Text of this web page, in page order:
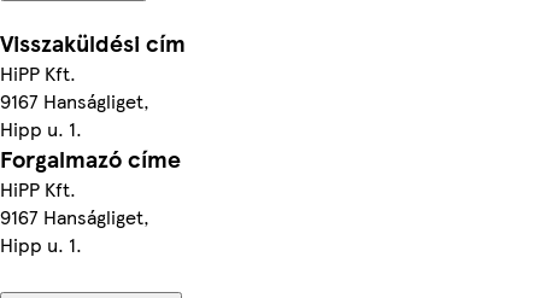
Visszaküldési cím
HiPP Kft.
9167 Hanságliget,
Hipp u. 1.
Forgalmazó címe
HiPP Kft.
9167 Hanságliget,
Hipp u. 1.